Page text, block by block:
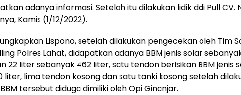
adanya informasi. Setelah itu dilakukan lidik ddi Pull CV.
Kamis (1/12/2022).
Lispono, setelah dilakukan pengecekan oleh Tim
Polres Lahat, didapatkan adanya BBM jenis solar
22 liter sebanyak 462 liter, satu tendon berisikan BBM jenis
liter, lima tendon kosong dan satu tanki kosong setelah
tersebut diduga dimiliki oleh Opi Ginanjar.